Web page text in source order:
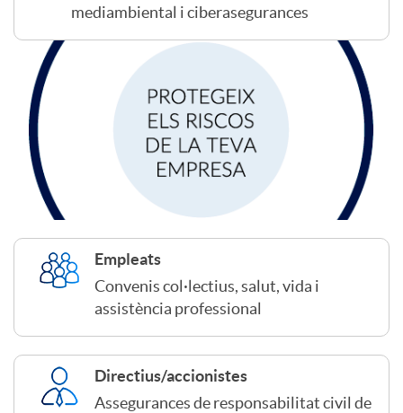
s
a
s
e
u
o
mediambiental i ciberasegurances
Empleats
Convenis col·lectius, salut, vida i
assistència professional
Directius/accionistes
Assegurances de responsabilitat civil de